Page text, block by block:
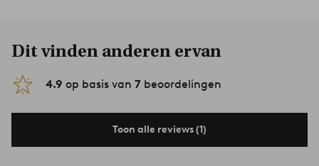
Dit vinden anderen ervan
4.9 op basis van 7 beoordelingen
Toon alle reviews (1)